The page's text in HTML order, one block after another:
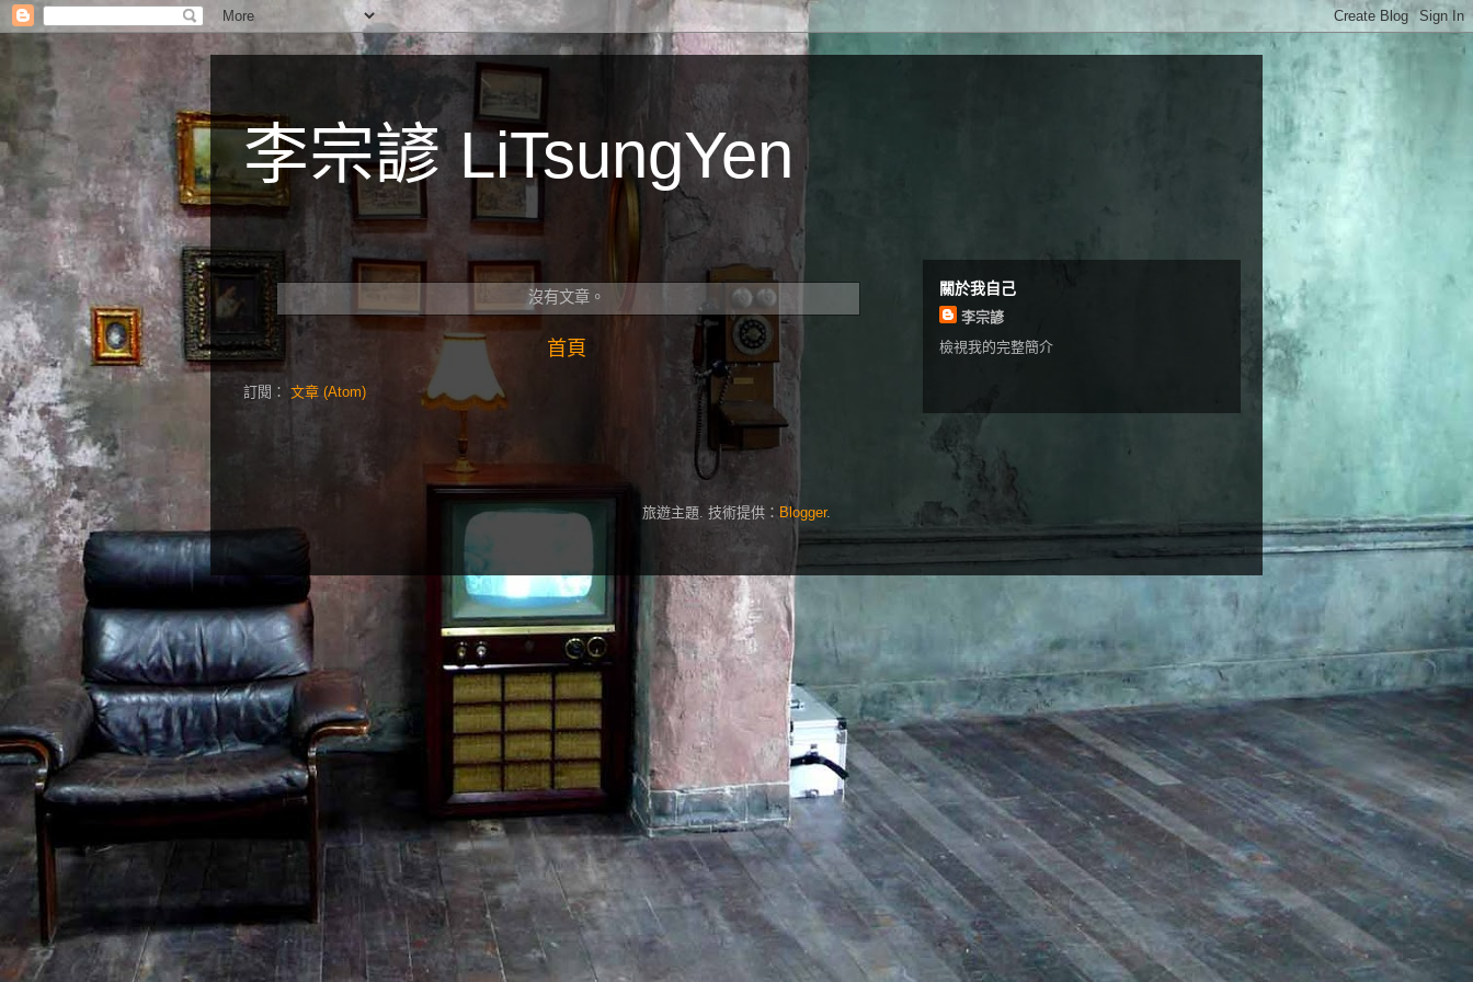
李宗諺 LiTsungYen
沒有文章。
首頁
訂閱： 文章 (Atom)
關於我自己
李宗諺
檢視我的完整簡介
旅遊主題. 技術提供： Blogger.